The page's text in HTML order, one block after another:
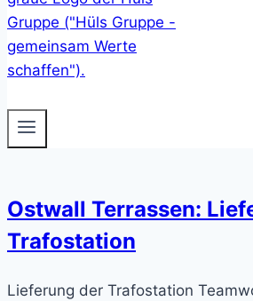
Ostwall Terrassen:
Trafostation
Lieferung der Trafostation